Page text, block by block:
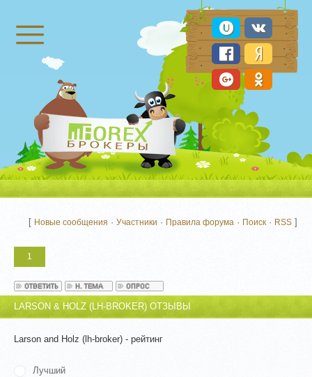
Брокеры Форекс
[ Новые сообщения ·Участники · Правила форума · Поиск · RSS ]
1
LARSON & HOLZ (LH-BROKER) ОТЗЫВЫ
Larson and Holz (lh-broker) - рейтинг
Лучший